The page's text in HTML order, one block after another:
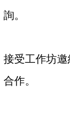
詢。
接受工作坊
合作。